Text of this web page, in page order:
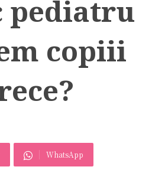
pediatru
copiii
WhatsApp